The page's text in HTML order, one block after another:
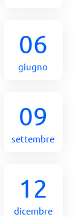
06
giugno
09
settembre
12
dicembre